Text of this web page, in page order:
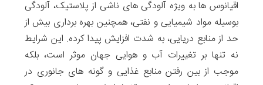
اقیانوس ها به ویژه آلودگی های ناشی از پلاستیک، آلودگی
بوسیله مواد شیمیایی و نفتی، همچنین بهره برداری بیش از
حد از منابع دریایی، به شدت افزایش پیدا کرده. این شرایط
نه تنها بر تغییرات آب و هوایی جهان موثر است، بلکه
موجب از بین رفتن منابع غذایی و گونه های جانوری در